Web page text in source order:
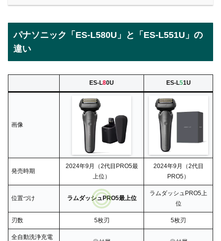
パナソニック「ES-L580U」と「ES-L551U」の
違い
ES-L80U ES-L51U
画像
発売時期
2024年9月（2代目PRO5最
上位）
2024年9月（2代目
PRO5）
位置づけ ラムダッシュPRO5最上位
ラムダッシュPRO5上
位
刃数 5枚刃 5枚刃
全自動洗浄充電